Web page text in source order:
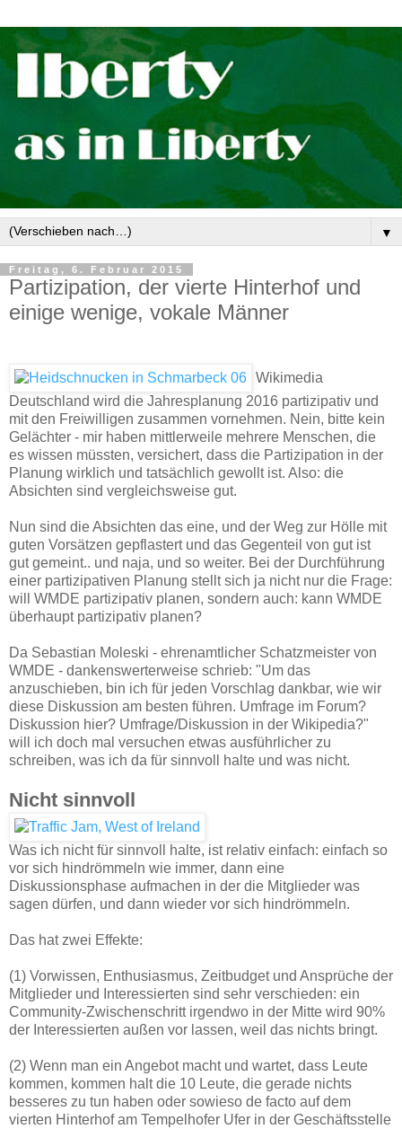
▼
Freitag, 6. Februar 2015
Partizipation, der vierte Hinterhof und
einige wenige, vokale Männer
Wikimedia
Deutschland wird die Jahresplanung 2016 partizipativ und
mit den Freiwilligen zusammen vornehmen. Nein, bitte kein
Gelächter - mir haben mittlerweile mehrere Menschen, die
es wissen müssten, versichert, dass die Partizipation in der
Planung wirklich und tatsächlich gewollt ist. Also: die
Absichten sind vergleichsweise gut.
Nun sind die Absichten das eine, und der Weg zur Hölle mit
guten Vorsätzen gepflastert und das Gegenteil von gut ist
gut gemeint.. und naja, und so weiter. Bei der Durchführung
einer partizipativen Planung stellt sich ja nicht nur die Frage:
will WMDE partizipativ planen, sondern auch: kann WMDE
überhaupt partizipativ planen?
Da Sebastian Moleski - ehrenamtlicher Schatzmeister von
WMDE - dankenswerterweise schrieb: "Um das
anzuschieben, bin ich für jeden Vorschlag dankbar, wie wir
diese Diskussion am besten führen. Umfrage im Forum?
Diskussion hier? Umfrage/Diskussion in der Wikipedia?"
will ich doch mal versuchen etwas ausführlicher zu
schreiben, was ich da für sinnvoll halte und was nicht.
Nicht sinnvoll
Was ich nicht für sinnvoll halte, ist relativ einfach: einfach so
vor sich hindrömmeln wie immer, dann eine
Diskussionsphase aufmachen in der die Mitglieder was
sagen dürfen, und dann wieder vor sich hindrömmeln.
Das hat zwei Effekte:
(1) Vorwissen, Enthusiasmus, Zeitbudget und Ansprüche der
Mitglieder und Interessierten sind sehr verschieden: ein
Community-Zwischenschritt irgendwo in der Mitte wird 90%
der Interessierten außen vor lassen, weil das nichts bringt.
(2) Wenn man ein Angebot macht und wartet, dass Leute
kommen, kommen halt die 10 Leute, die gerade nichts
besseres zu tun haben oder sowieso de facto auf dem
vierten Hinterhof am Tempelhofer Ufer in der Geschäftsstelle